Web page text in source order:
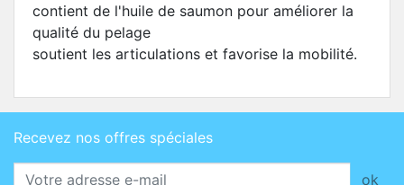
contient de l'huile de saumon pour améliorer la
qualité du pelage
soutient les articulations et favorise la mobilité.
Recevez nos offres spéciales
ok